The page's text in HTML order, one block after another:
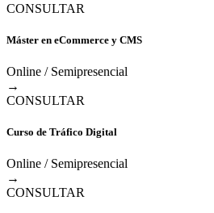
CONSULTAR
Máster en eCommerce y CMS
Online / Semipresencial
→
CONSULTAR
Curso de Tráfico Digital
Online / Semipresencial
→
CONSULTAR